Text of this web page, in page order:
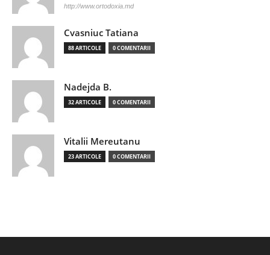
http://www.ortodoxia.md
Cvasniuc Tatiana
88 ARTICOLE 0 COMENTARII
Nadejda B.
32 ARTICOLE 0 COMENTARII
Vitalii Mereutanu
23 ARTICOLE 0 COMENTARII